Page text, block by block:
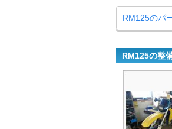
RM125のパ
RM125の整